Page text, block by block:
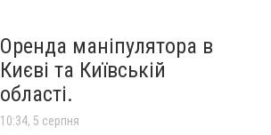
Оренда маніпулятора в
Києві та Київській
області.
10:34, 5 серпня